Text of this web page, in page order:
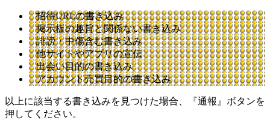
招待URLの書き込み
掲示板の趣旨と関係ない書き込み
誹謗・中傷含む書き込み
他サイトやアプリの宣伝
出会い目的の書き込み
アカウント売買目的の書き込み
以上に該当する書き込みを見つけた場合、
『通報』ボタンを
押してください。